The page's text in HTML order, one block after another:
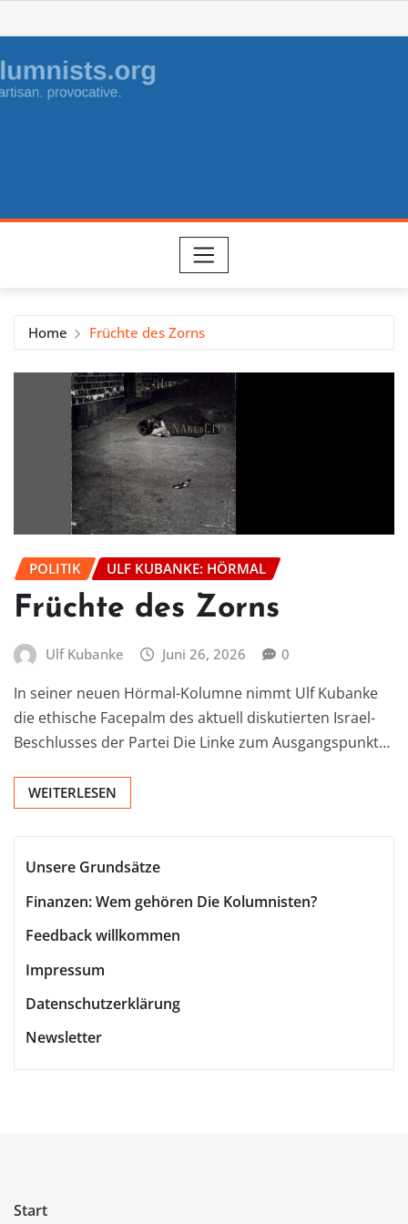
to
content
Home Früchte des Zorns
POLITIK ULF KUBANKE: HÖRMAL
Früchte des Zorns
Ulf Kubanke Juni 26, 2026 0
In seiner neuen Hörmal-Kolumne nimmt Ulf Kubanke
die ethische Facepalm des aktuell diskutierten Israel-
Beschlusses der Partei Die Linke zum Ausgangspunkt…
WEITERLESEN
Unsere Grundsätze
Finanzen: Wem gehören Die Kolumnisten?
Feedback willkommen
Impressum
Datenschutzerklärung
Newsletter
Start